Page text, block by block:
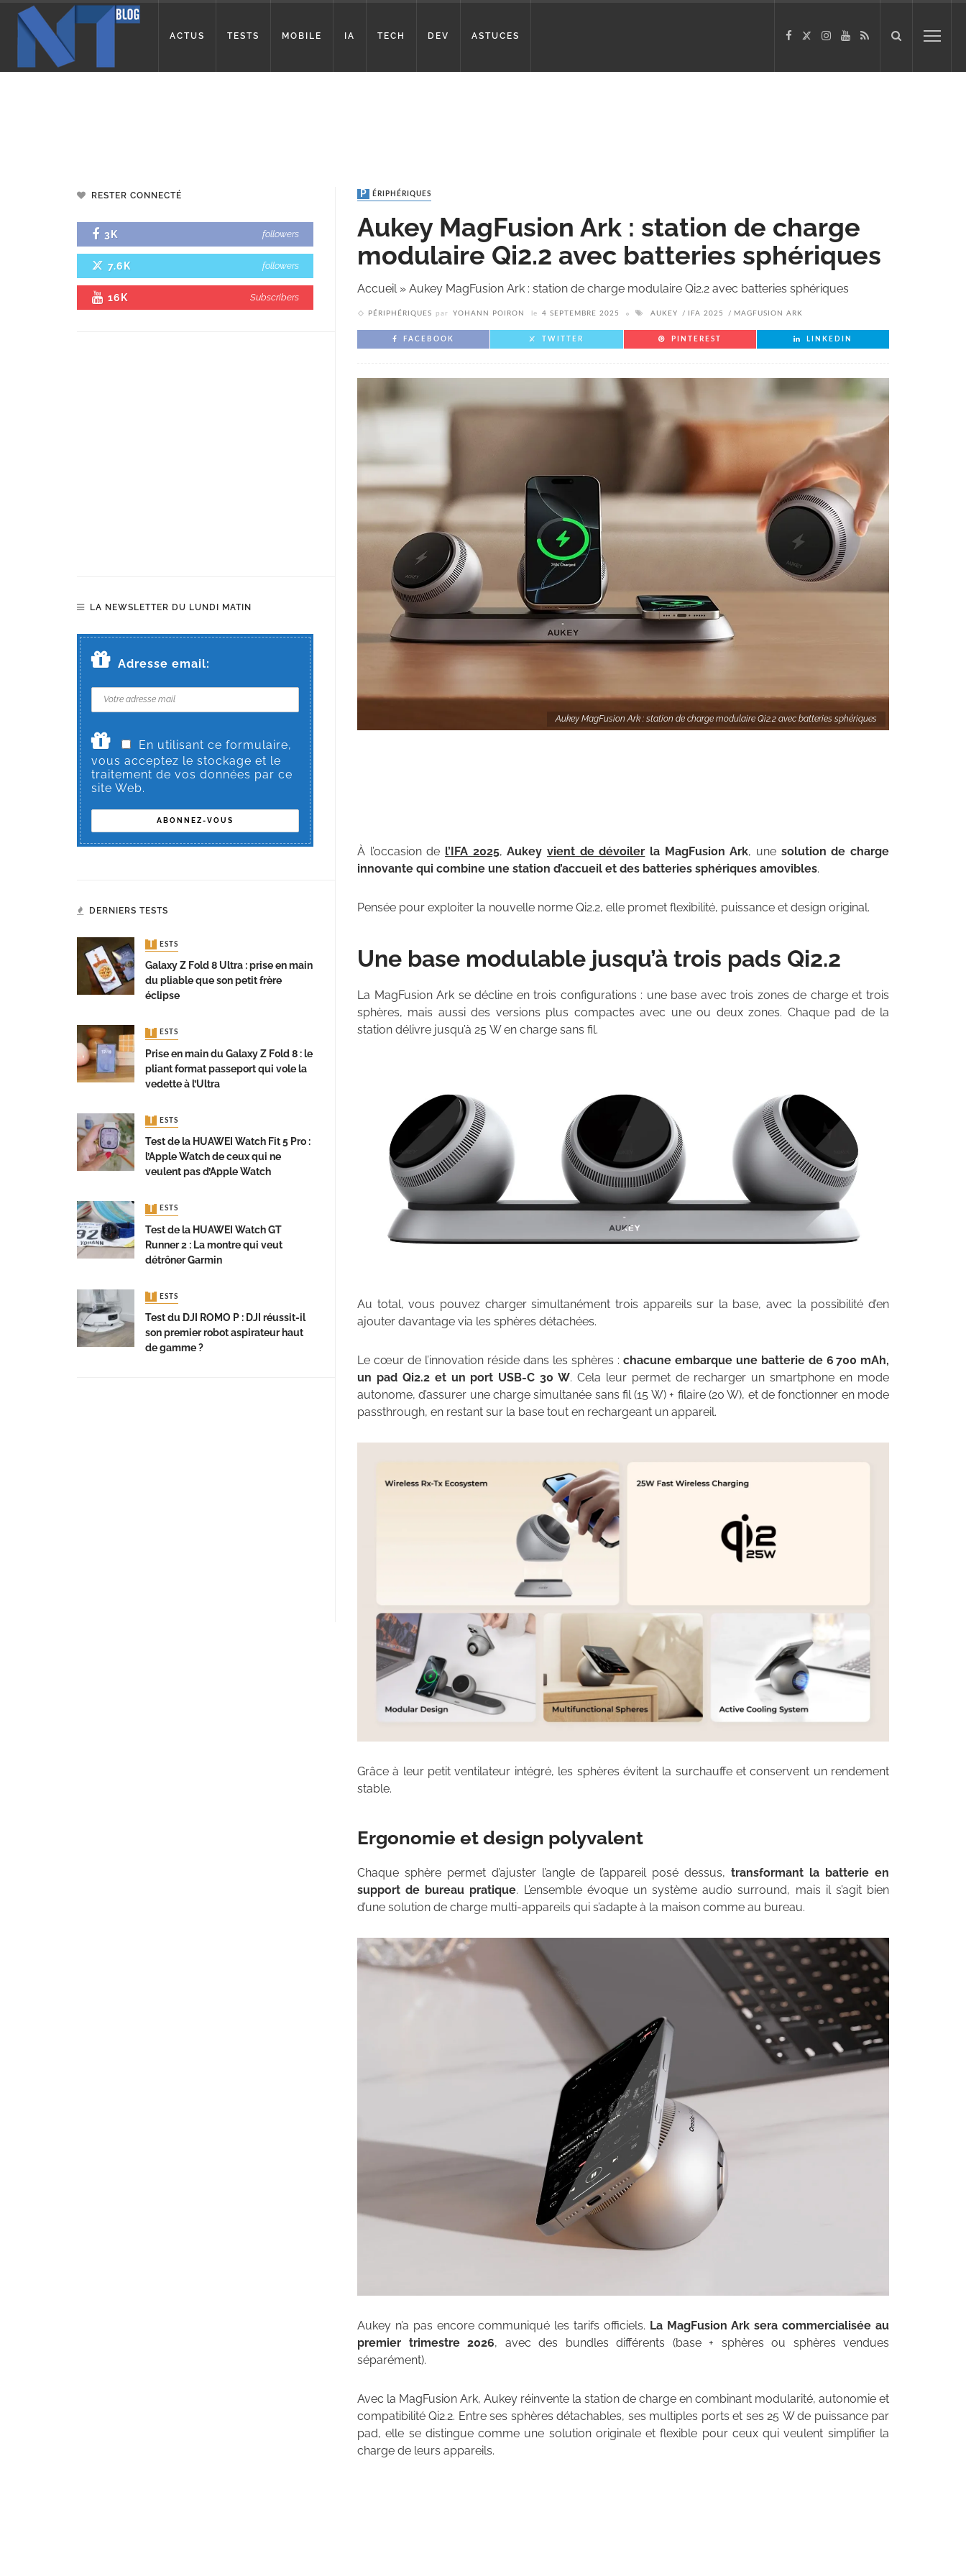
ACTUS TESTS MOBILE IA TECH DEV ASTUCES
PÉRIPHÉRIQUES
Aukey MagFusion Ark : station de charge
modulaire Qi2.2 avec batteries sphériques
Accueil» Aukey MagFusion Ark : station de charge modulaire Qi2.2 avec batteries sphériques
PÉRIPHÉRIQUES par YOHANN POIRON le 4 SEPTEMBRE 2025 AUKEY IFA 2025 MAGFUSION ARK
FACEBOOK TWITTER PINTEREST LINKEDIN
Aukey MagFusion Ark : station de charge modulaire Qi2.2 avec batteries sphériques
À l’occasion de l’IFA 2025, Aukeyvient de dévoiler la MagFusion Ark, une solution de charge
innovante qui combine une station d’accueil et des batteries sphériques amovibles.
Pensée pour exploiter la nouvelle norme Qi2.2, elle promet flexibilité, puissance et design original.
Une base modulable jusqu’à trois pads Qi2.2
La MagFusion Ark se décline en trois configurations : une base avec trois zones de charge et trois
sphères, mais aussi des versions plus compactes avec une ou deux zones. Chaque pad de la
station délivre jusqu’à 25 W en charge sans fil.
Au total, vous pouvez charger simultanément trois appareils sur la base, avec la possibilité d’en
ajouter davantage via les sphères détachées.
Le cœur de l’innovation réside dans les sphères : chacune embarque une batterie de 6 700 mAh,
un pad Qi2.2 et un port USB-C 30 W. Cela leur permet de recharger un smartphone en mode
autonome, d’assurer une charge simultanée sans fil (15 W) + filaire (20 W), et de fonctionner en mode
passthrough, en restant sur la base tout en rechargeant un appareil.
Grâce à leur petit ventilateur intégré, les sphères évitent la surchauffe et conservent un rendement
stable.
Ergonomie et design polyvalent
Chaque sphère permet d’ajuster l’angle de l’appareil posé dessus,transformant la batterie en
support de bureau pratique. L’ensemble évoque un système audio surround, mais il s’agit bien
d’une solution de charge multi-appareils qui s’adapte à la maison comme au bureau.
Aukey n’a pas encore communiqué les tarifs officiels. La MagFusion Ark sera commercialisée au
premier trimestre 2026, avec des bundles différents (base + sphères ou sphères vendues
séparément).
Avec la MagFusion Ark, Aukey réinvente la station de charge en combinant modularité, autonomie et
compatibilité Qi2.2. Entre ses sphères détachables, ses multiples ports et ses 25 W de puissance par
pad, elle se distingue comme une solution originale et flexible pour ceux qui veulent simplifier la
charge de leurs appareils.
RESTER CONNECTÉ
3K followers
7.6K followers
16K Subscribers
LA NEWSLETTER DU LUNDI MATIN
Adresse email:
En utilisant ce formulaire,
vous acceptez le stockage et le
traitement de vos données par ce
site Web.
DERNIERS TESTS
TESTS
Galaxy Z Fold 8 Ultra : prise en main
du pliable que son petit frère
éclipse
TESTS
Prise en main du Galaxy Z Fold 8 : le
pliant format passeport qui vole la
vedette à l’Ultra
TESTS
Test de la HUAWEI Watch Fit 5 Pro :
l’Apple Watch de ceux qui ne
veulent pas d’Apple Watch
TESTS
Test de la HUAWEI Watch GT
Runner 2 : La montre qui veut
détrôner Garmin
TESTS
Test du DJI ROMO P : DJI réussit-il
son premier robot aspirateur haut
de gamme ?